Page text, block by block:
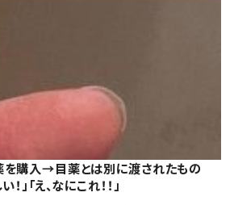
を購入→目薬とは別に渡されたもの
「え、なにこれ！！」